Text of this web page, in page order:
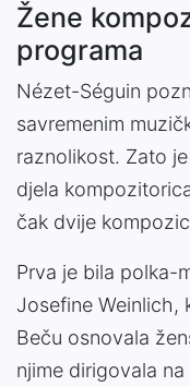
Žene
programa
Nézet-Séguin
savremenim
raznolikost. Zato
djela
čak dvije
Prva je bila polka-
Josefine Weinlich,
Beču osnovala
njime dirigovala